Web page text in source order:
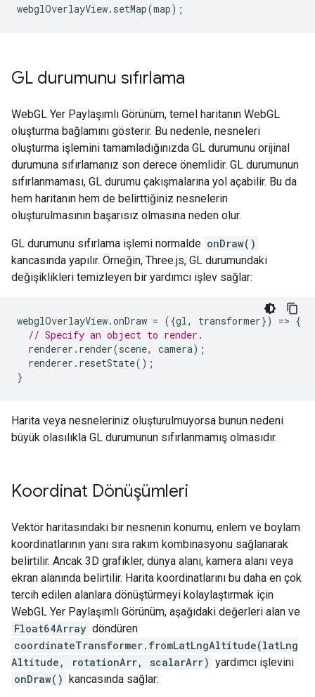
webglOverlayView. setMap(map);
GL durumunu sıfırlama
WebGL Yer Paylaşımlı Görünüm, temel haritanın WebGL
oluşturma bağlamını gösterir. Bu nedenle, nesneleri
oluşturma işlemini tamamladığınızda GL durumunu orijinal
durumuna sıfırlamanız son derece önemlidir. GL durumunun
sıfırlanmaması, GL durumu çakışmalarına yol açabilir. Bu da
hem haritanın hem de belirttiğiniz nesnelerin
oluşturulmasının başarısız olmasına neden olur.
GL durumunu sıfırlama işlemi normalde onDraw()
kancasında yapılır. Örneğin, Three.js, GL durumundaki
değişiklikleri temizleyen bir yardımcı işlev sağlar:
webglOverlayView.onDraw = ({gl, transformer}) => {
// Specify an object to render.
renderer . render(scene, camera);
renderer . resetState();
}
Harita veya nesneleriniz oluşturulmuyorsa bunun nedeni
büyük olasılıkla GL durumunun sıfırlanmamış olmasıdır.
Koordinat Dönüşümleri
Vektör haritasındaki bir nesnenin konumu, enlem ve boylam
koordinatlarının yanı sıra rakım kombinasyonu sağlanarak
belirtilir. Ancak 3D grafikler, dünya alanı, kamera alanı veya
ekran alanında belirtilir. Harita koordinatlarını bu daha en çok
tercih edilen alanlara dönüştürmeyi kolaylaştırmak için
WebGL Yer Paylaşımlı Görünüm, aşağıdaki değerleri alan ve
Float64Array döndüren
coordinateTransformer.fromLatLngAltitude(latLng
Altitude, rotationArr, scalarArr) yardımcı işlevini
onDraw()
kancasında sağlar: